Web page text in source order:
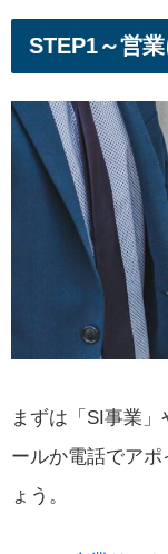
STEP1～営業
まずは「SI事業
ールか電話でア
ょう。